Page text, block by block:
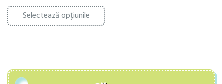
Selectează opțiunile
Acest
produs
are
pot